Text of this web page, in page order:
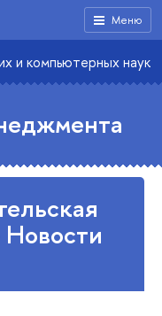
Меню
и компьютерных наук
Новости